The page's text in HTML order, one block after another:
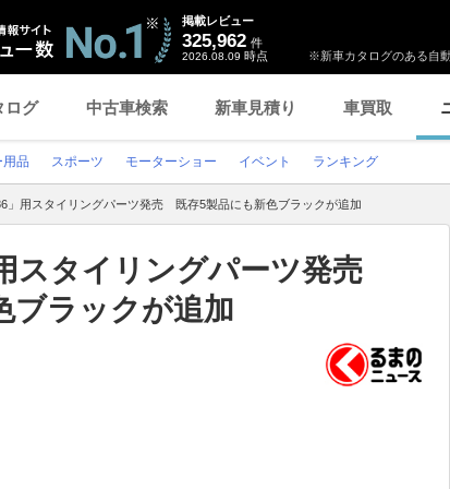
※新車カタログのある自
掲載レビュー
325,962 件
2026.08.09 時点
ログ 中古車検索 新車見積り 車買取
用品 スポーツ モーターショー イベント ランキング
」用スタイリングパーツ発売 既存5製品にも新色ブラックが追加
スタイリングパーツ発売
ブラックが追加